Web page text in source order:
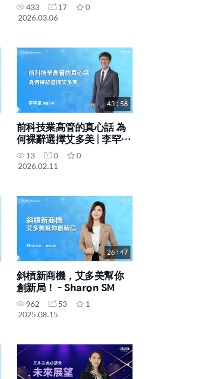
433 17
0
2026.03.06
43 : 56
前科技業高管的真心話 為
何裸辭選擇艾多美 | 李罕衷
DM | 2026年02月11號 一
日研討會
13 0
0
2026.02.11
26 : 47
斜槓新商機，艾多美幫你
創新局！ - Sharon SM
962 53
1
2025.08.15